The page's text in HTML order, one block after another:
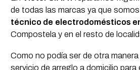
de todas las marcas ya que
técnico de electrodomésticos
Compostela y en el resto de
Como no podía ser de otra
servicio de arreglo a domicilio para